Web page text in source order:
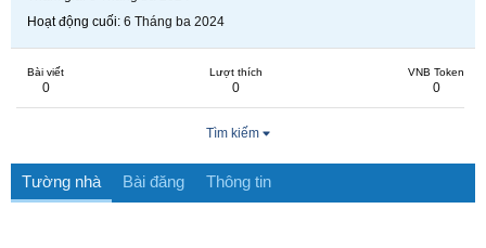
Hoạt động cuối 6 Tháng ba 2024
Bài viết
0
Lượt thích
0
VNB Token
0
Tìm kiếm
Tường nhà Bài đăng Thông tin